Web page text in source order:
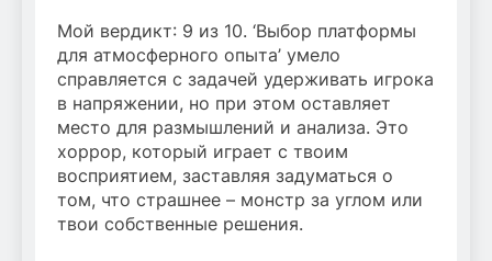
Мой вердикт: 9 из 10. ‘Выбор платформы
для атмосферного опыта’ умело
справляется с задачей удерживать игрока
в напряжении, но при этом оставляет
место для размышлений и анализа. Это
хоррор, который играет с твоим
восприятием, заставляя задуматься о
том, что страшнее – монстр за углом или
твои собственные решения.